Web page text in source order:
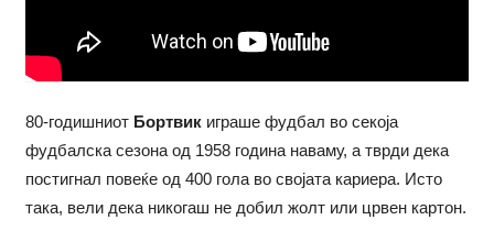
80-годишниот Бортвикиграше фудбал во секоја
фудбалска сезона од 1958 година наваму, а тврди дека
постигнал повеќе од 400 гола во својата кариера. Исто
така, вели дека никогаш не добил жолт или црвен картон.